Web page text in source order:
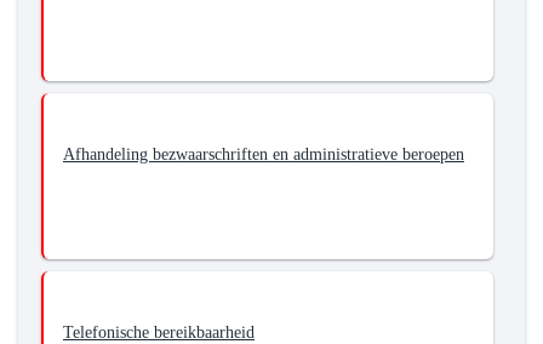
Afhandeling bezwaarschriften en administratieve beroepen
Telefonische bereikbaarheid